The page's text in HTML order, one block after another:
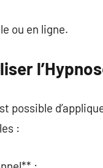
ou en ligne.
possible
: